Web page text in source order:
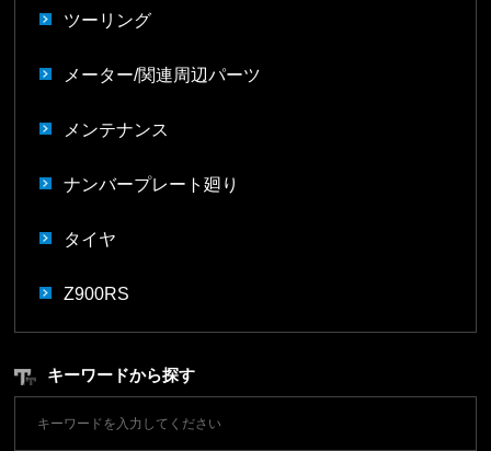
ツーリング
メーター/関連周辺パーツ
メンテナンス
ナンバープレート廻り
タイヤ
Z900RS
キーワードから探す